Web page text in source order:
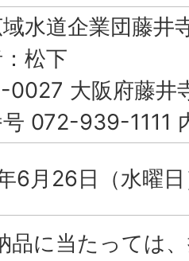
水道企業団藤井
松下
大阪府藤井
072-939-1111
6月26日（水曜
品に当たっては